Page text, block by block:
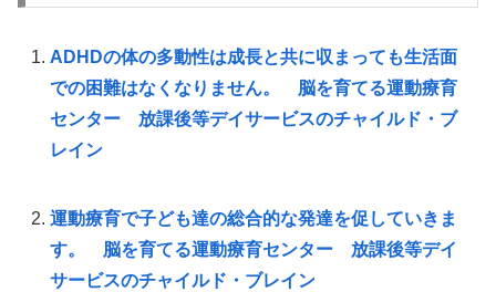
ADHDの体の多動性は成長と共に収まっても生活面
での困難はなくなりません。 脳を育てる運動療育
センター 放課後等デイサービスのチャイルド・ブ
レイン
運動療育で子ども達の総合的な発達を促していきま
す。 脳を育てる運動療育センター 放課後等デイ
サービスのチャイルド・ブレイン